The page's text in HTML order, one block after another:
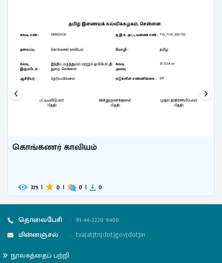
கொங்கணர் காவியம்
375 | 0 | 0 | 0
தொலைபேசி : 91-44-2220 9400
மின்னஞ்சல்
: tva[at]tn[dot]gov[dot]in
நூலகத்தைப் பற்றி